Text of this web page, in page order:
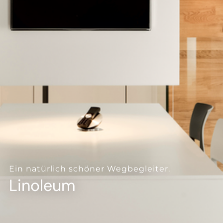
--
Ein natürlich schöner Wegbegleiter.
Linoleum